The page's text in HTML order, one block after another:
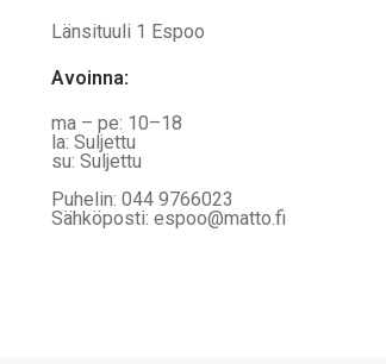
Länsituuli 1 Espoo
Avoinna:
ma – pe: 10–18
la: Suljettu
su: Suljettu
Puhelin: 044 9766023
Sähköposti: espoo@matto.fi